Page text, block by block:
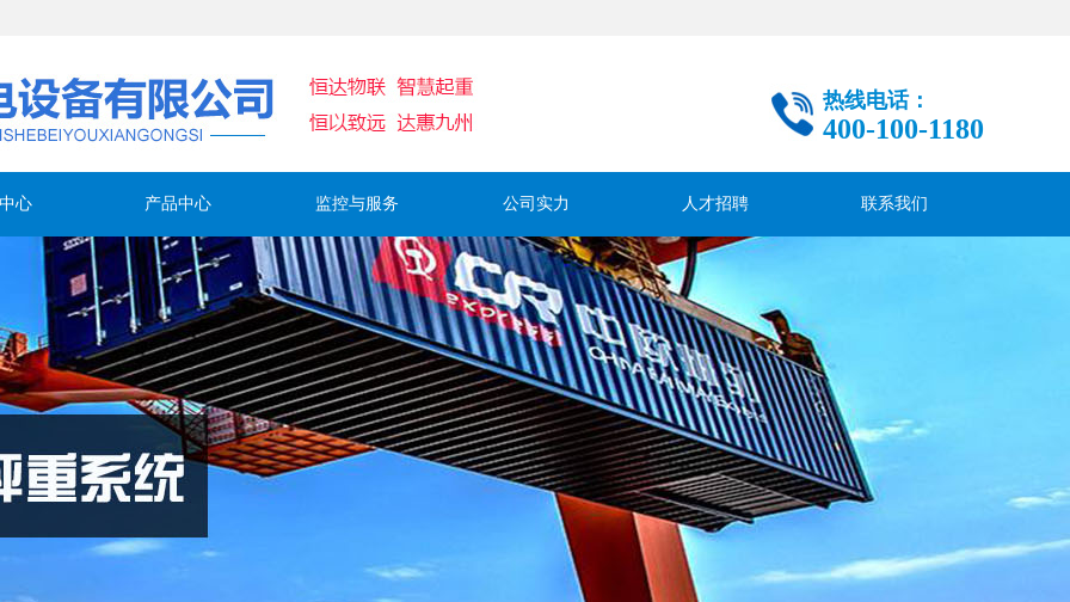
热线电话：
400-100-1180
心 产品中心 监控与服务 公司实力 人才招聘 联系我们